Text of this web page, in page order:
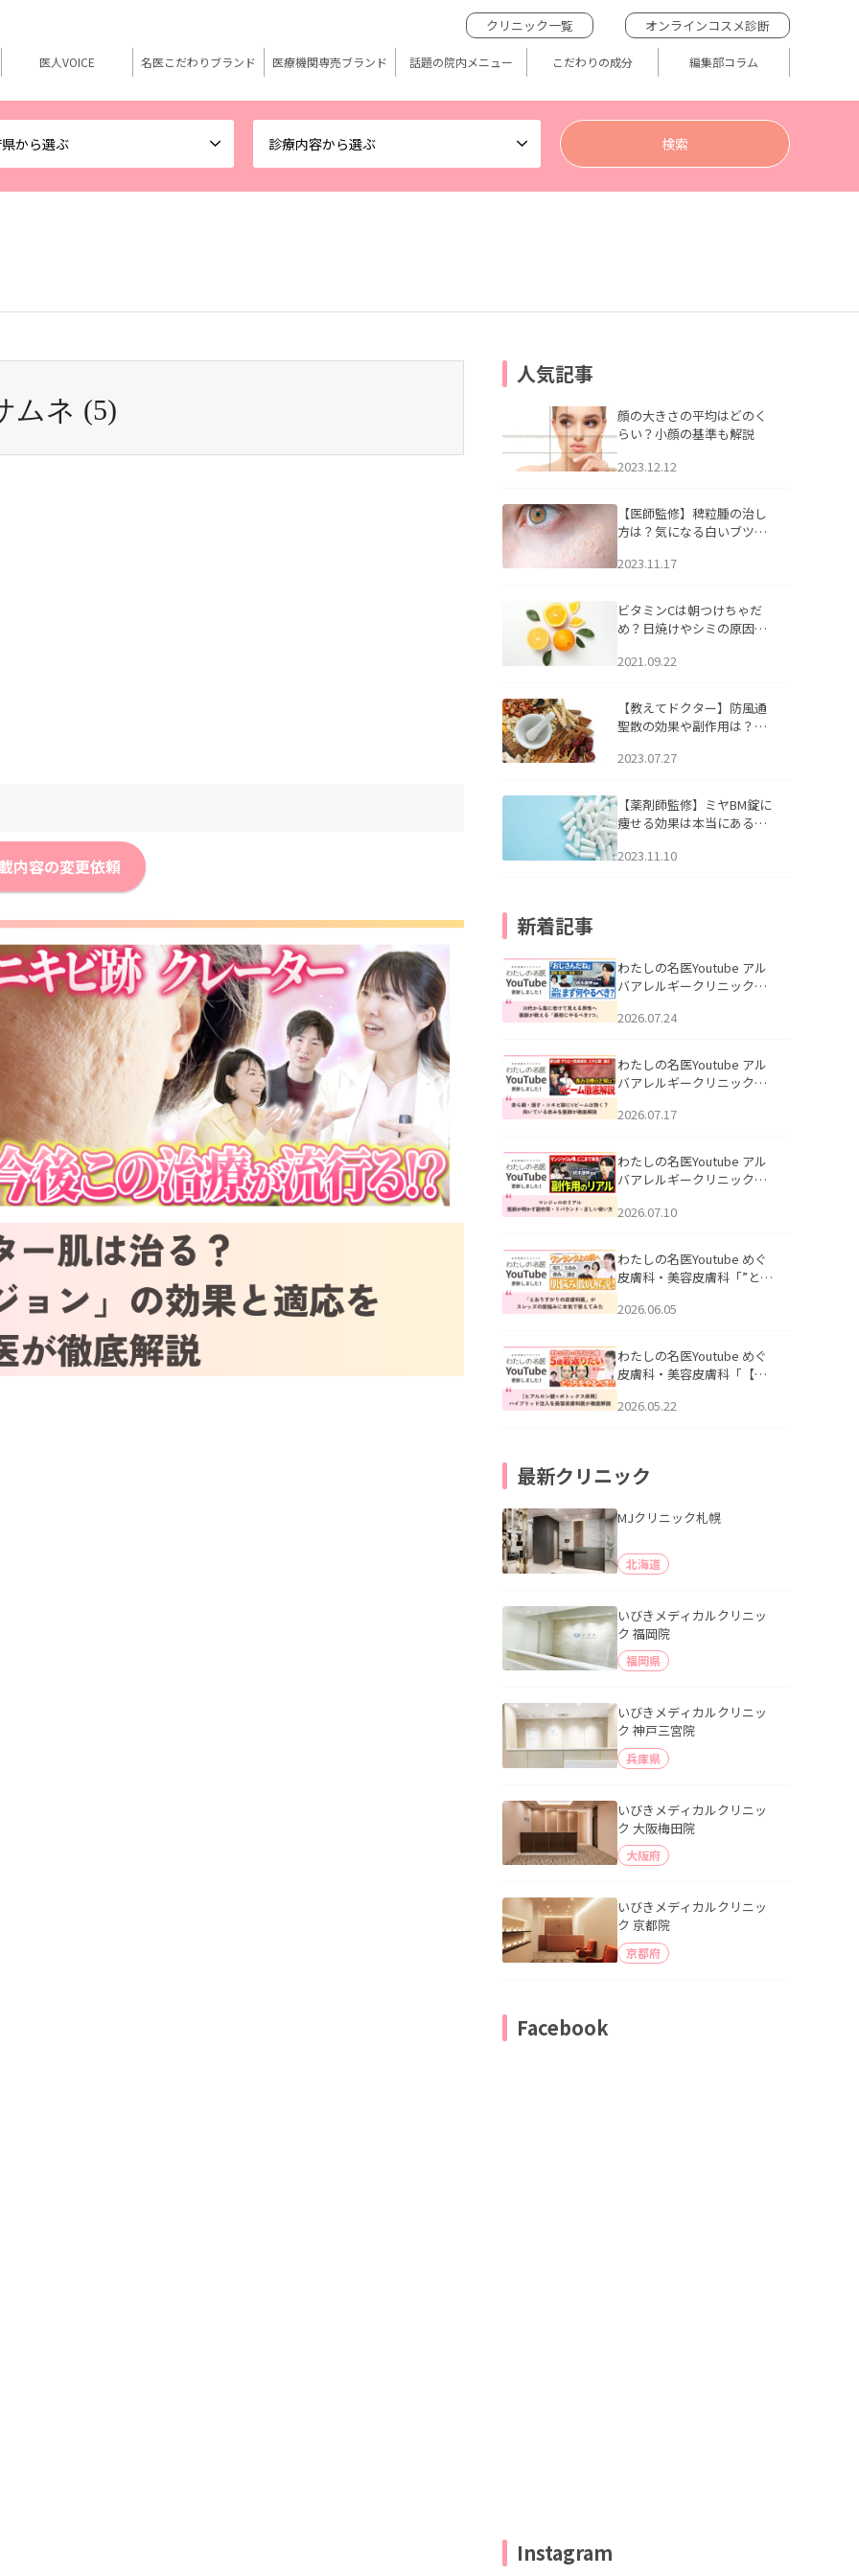
から選ぶ 診療内容から選ぶ
クリニック一覧 オンラインコスメ診断
医人VOICE 名医こだわりブランド 医療機関専売ブランド 話題の院内メニュー こだわりの成分 編集部コラム
ムネ (5)
内容の変更依頼
人気記事
顔の大きさの平均はどのく
らい？小顔の基準も解説
2023.12.12
【医師監修】稗粒腫の治し
方は？気になる白いブツブ
アについて
2023.11.17
ビタミンCは朝つけちゃだ
め？日焼けやシミの原因に
2021.09.22
【教えてドクター】防風通
聖散の効果や副作用は？長
2023.07.27
【薬剤師監修】ミヤBM錠に
痩せる効果は本当にある
2023.11.10
新着記事
わたしの名医Youtube アル
バアレルギークリニック札
える男性へ｜医師が教える
公開いたしました。
2026.07.24
わたしの名医Youtube アル
バアレルギークリニック札
跡にVビームは効く？向いて
説」を公開いたしました。
2026.07.17
わたしの名医Youtube アル
バアレルギークリニック札
医師が明かす副作用・リバ
公開いたしました。
2026.07.10
わたしの名医Youtube めぐ
皮膚科・美容皮膚科「”とお
ッズの肌悩みに本気で答え
た。
2026.06.05
わたしの名医Youtube めぐ
皮膚科・美容皮膚科「【ヒ
用】ハイブリッド注入を美
2026.05.22
最新クリニック
MJクリニック札幌
北海道
いびきメディカルクリニッ
ク 福岡院
福岡県
いびきメディカルクリニッ
ク 神戸三宮院
兵庫県
いびきメディカルクリニッ
ク 大阪梅田院
大阪府
いびきメディカルクリニッ
ク 京都院
京都府
Facebook
Instagram